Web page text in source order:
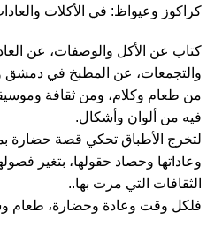
كراكوز وعيواظ: في الأكلات
كتاب عن الأكل والوصفات، عن
والتجمعات، عن المطبخ في دمشق
من طعام وكلام، ومن ثقافة
فيه من ألوان وأشكال.
لتخرج الأطباق تحكي قصة حضارة
وعاداتها وحصاد حقولها، بتغير فصولها
الثقافات التي مرت بها..
فلكل وقت وعادة وحضارة، طعام